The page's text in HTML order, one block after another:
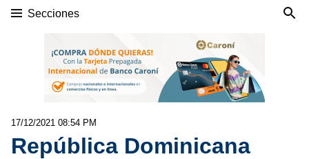
Secciones
17/12/2021 08:54 PM
República Dominicana